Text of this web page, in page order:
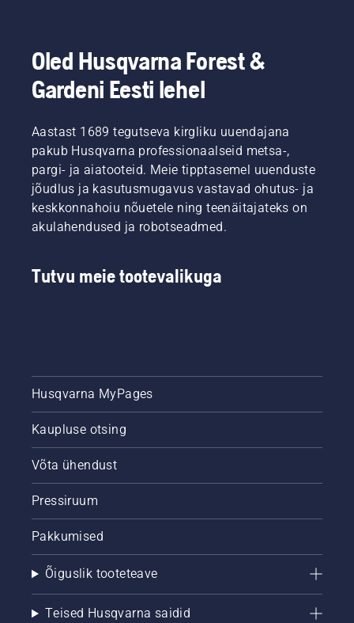
Oled Husqvarna Forest &
Gardeni Eesti lehel
Aastast 1689 tegutseva kirgliku uuendajana
pakub Husqvarna professionaalseid metsa-,
pargi- ja aiatooteid. Meie tipptasemel uuenduste
jõudlus ja kasutusmugavus vastavad ohutus- ja
keskkonnahoiu nõuetele ning teenäitajateks on
akulahendused ja robotseadmed.
Tutvu meie tootevalikuga
Husqvarna MyPages
Kaupluse otsing
Võta ühendust
Pressiruum
Pakkumised
Õiguslik tooteteave
Teised Husqvarna saidid